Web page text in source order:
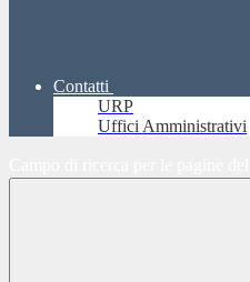
Contatti
URP
Uffici Amministrativi